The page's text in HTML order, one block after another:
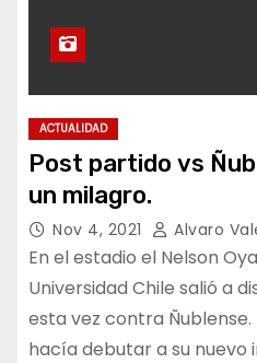
ACTUALIDAD
Post partido vs
un milagro.
Nov 4, 2021 Alvaro
En el estadio el Nelson
Universidad Chile salió a
esta vez contra
hacía debutar a su nuevo